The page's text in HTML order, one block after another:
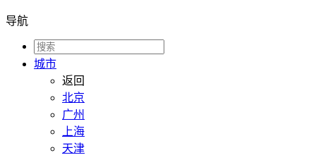
导航
城市
返回
北京
广州
上海
天津